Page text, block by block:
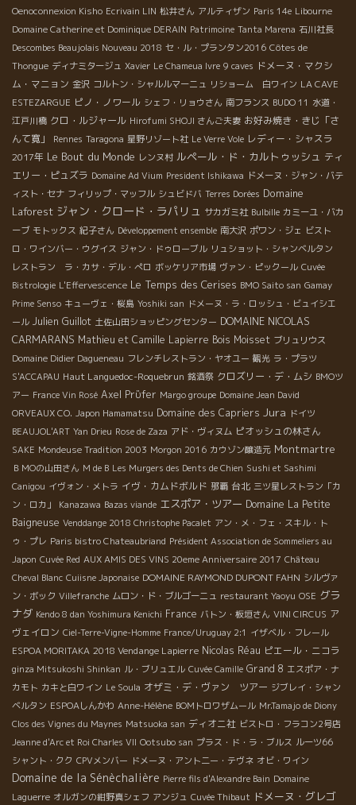
Oenoconnexion Kisho Ecrivain LIN 松井さん アルティザン Paris 14e Libourne
Domaine Catherine et Dominique DERAIN Patrimoine Tanta Marena 石川社長
Descombes Beaujolais Nouveau 2018 セ・ル・プランタン2016 Côtes de
Thongue ディナミタージュ Xavier Le Chameua Ivre 9 caves ドメーヌ・マクシ
ム・マニョン 金沢 コルトン・シャルルマーニュ リショーム 白ワイン LA CAVE
ESTEZARGUE ピノ・ノワール シェフ・リョウさん 南フランス BUDO 11 水道・
江戸川橋 クロ・ルジャール Hirofumi SHOJI さんご夫妻 お好み焼き・きじ「さ
んて寛」
Rennes Taragona 星野リゾート社 Le Verre Vole レディー・シャスラ
2017年 Le Bout du Monde レンヌ村 ルペール・ド・カルトゥッシュ ティ
エリー・ピュズラ Domaine Ad Vium President Ishikawa ドメーヌ・ジャン・バテ
ィスト・セナ フィリップ・マッフル シュビドバ Terres Dorées Domaine
Laforest ジャン・クロード・ラパリュ サカガミ社 Bulbille カミーユ・バカ
ーブ モトックス 紀子さん Développement ensemble 南大沢 ポワン・ジェ ビスト
ロ・ワインバー・ウグイス ジャン・ドゥローブル リュショット・シャンベルタン
レストラン ラ・カサ・デル・ぺロ ボッケリア市場 ヴァン・ピックール Cuvée
Bistrologie L'Effervescence Le Temps des Cerises BMO Saito san Gamay
Prime Senso キューヴェ・桜島 Yoshiki san ドメーヌ・ラ・ロッシュ・ビュイシエ
ール Julien Guillot 土佐山田ショッピングセンター DOMAINE NICOLAS
CARMARANS Mathieu et Camille Lapierre Bois Moisset ブリュリウス
Domaine Didier Dagueneau フレンチレストラン・ヤオユー 観光 ラ・プラツ
S'ACCAPAU Haut Languedoc-Roquebrun 銘酒祭 クロズリー・デ・ムシ BMOツ
アー France Vin Rosé Axel Prϋfer Margo groupe Domaine Jean David
ORVEAUX CO. Japon Hamamatsu Domaine des Capriers Jura ドイツ
BEAUJOL'ART Yan Drieu Rose de Zaza アド・ヴィヌム ピオッシュの林さん
SAKE Mondeuse Tradition 2003 Morgon 2016 カウゾン醸造元 Montmartre
ＢＭОの山田さん M de B Les Murgers des Dents de Chien Sushi et Sashimi
Canigou イヴォン・メトラ イヴ・カムドボルド 那覇 台北 三ツ星レストラン「カ
ン・ロカ」
Kanazawa Bazas viande エスポア・ツアー Domaine La Petite
Baigneuse Venddange 2018 Christophe Pacalet アン・メ・フェ・スキル・ト
ゥ・プレ Paris bistro Chateaubriand Président Association de Sommeliers au
Japon Cuvée Red AUX AMIS DES VINS 20eme Anniversaire 2017 Château
Cheval Blanc Cuiisne Japonaise DOMAINE RAYMOND DUPONT FAHN シルヴァ
ン・ボック Villefranche ムロン・ド・ブルゴーニュ restaurant Yaoyu OSE グラ
ナダ Kendo 8 dan Yoshimura Kenichi France バトン・板垣さん VINI CIRCUS ア
ヴェイロン Ciel-Terre-Vigne-Homme France/Uruguay 2:1 イザベル・フレール
ESPOA MORITAKA 2018 Vendange Lapierre Nicolas Réau ピエール・ニコラ
ginza Mitsukoshi Shinkan ル・ブリュエル Cuvée Camille Grand 8 エスポア・ナ
カモト カキと白ワイン Le Soula オザミ・デ・ヴァン ツアー ジブレイ・シャン
ベルタン ESPOAしんかわ Anne-Hélène BOMトロワザムール Mr.Tamajo de Diony
Clos des Vignes du Maynes Matsuoka san ディオニ社 ビストロ・フラコン2号店
Jeanne d'Arc et Roi Charles VII Ootsubo san プラス・ド・ラ・ブルス ルーツ66
シャント・クク CPVメンバー ドメーヌ・アント二ー・テヴネ オビ・ワイン
Domaine de la Sénèchalière Pierre fils d'Alexandre Bain Domaine
Laguerre オルガンの紺野真シェフ アンジュ Cuvée Thibaut ドメーヌ・グレゴ